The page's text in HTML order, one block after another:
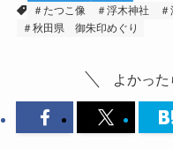
＃たつこ像
＃浮木神社
＃秋田県 御朱印めぐり
よかった